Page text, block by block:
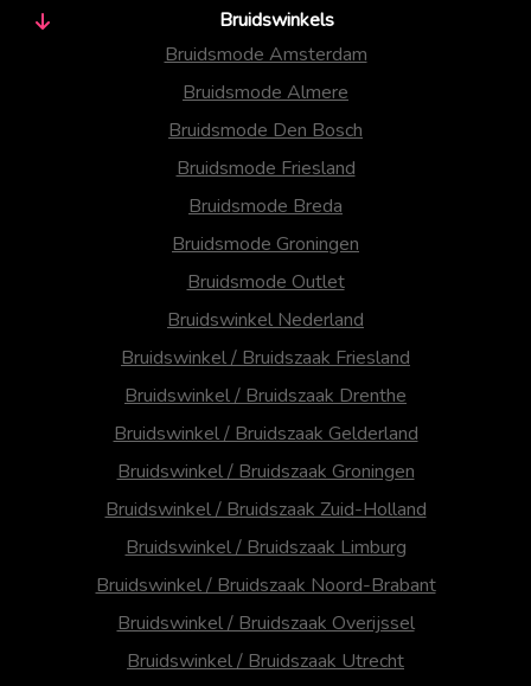
Bruidswinkels
Bruidsmode Amsterdam
Bruidsmode Almere
Bruidsmode Den Bosch
Bruidsmode Friesland
Bruidsmode Breda
Bruidsmode Groningen
Bruidsmode Outlet
Bruidswinkel Nederland
Bruidswinkel / Bruidszaak Friesland
Bruidswinkel / Bruidszaak Drenthe
Bruidswinkel / Bruidszaak Gelderland
Bruidswinkel / Bruidszaak Groningen
Bruidswinkel / Bruidszaak Zuid-Holland
Bruidswinkel / Bruidszaak Limburg
Bruidswinkel / Bruidszaak Noord-Brabant
Bruidswinkel / Bruidszaak Overijssel
Bruidswinkel / Bruidszaak Utrecht